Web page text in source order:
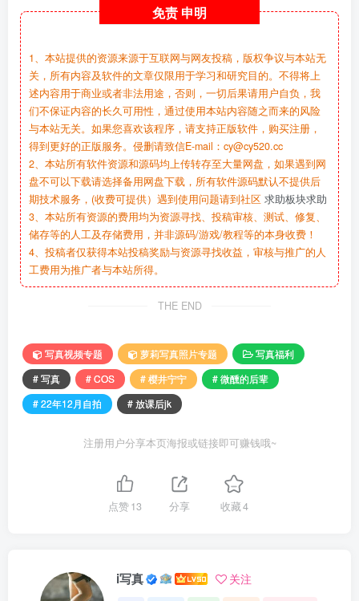
免责 申明
1、本站提供的资源来源于互联网与网友投稿，版权争议与本站无
关，所有内容及软件的文章仅限用于学习和研究目的。不得将上
述内容用于商业或者非法用途，否则，一切后果请用户自负，我
们不保证内容的长久可用性，通过使用本站内容随之而来的风险
与本站无关。如果您喜欢该程序，请支持正版软件，购买注册，
得到更好的正版服务。侵删请致信E-mail：cy@cy520.cc
2、本站所有软件资源和源码均上传转存至大量网盘，如果遇到网
盘不可以下载请选择备用网盘下载，所有软件源码默认不提供后
期技术服务，(收费可提供）遇到使用问题请到社区 求助板块求助
3、本站所有资源的费用均为资源寻找、投稿审核、测试、修复、
储存等的人工及存储费用，并非源码/游戏/教程等的本身收费！
4、投稿者仅获得本站投稿奖励与资源寻找收益，审核与推广的人
工费用为推广者与本站所得。
THE END
写真视频专题 萝莉写真照片专题
写真福利
# 写真
# COS # 樱井宁宁
# 微醺的后辈
# 22年12月自拍
# 放课后jk
注册用户分享本页海报或链接即可赚钱哦~
点赞13 分享 收藏4
i写真 关注